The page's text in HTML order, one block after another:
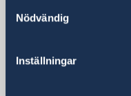
Nödvändig
Inställningar
Rue du Lac
Postadress
Sveriges